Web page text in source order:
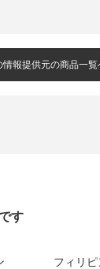
情報提供元の商品一覧
す
フィリ